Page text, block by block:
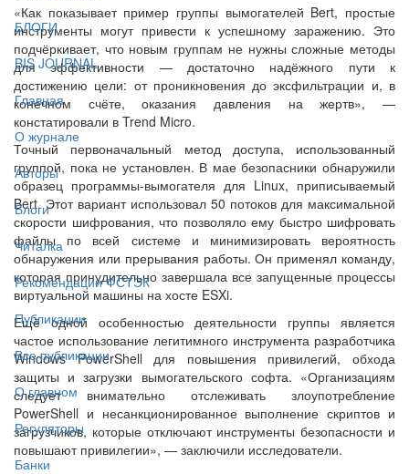
БЛОГИ
BIS JOURNAL
Главная
О журнале
Авторы
Блоги
Читалка
Рекомендации ФСТЭК
Публикации
Все публикации
О главном
Регуляторы
Банки
«Как показывает пример группы вымогателей Bert, простые
инструменты могут привести к успешному заражению. Это
подчёркивает, что новым группам не нужны сложные методы
для эффективности — достаточно надёжного пути к
достижению цели: от проникновения до эксфильтрации и, в
конечном счёте, оказания давления на жертв», —
констатировали в Trend Micro.
Точный первоначальный метод доступа, использованный
группой, пока не установлен. В мае безопасники обнаружили
образец программы-вымогателя для Linux, приписываемый
Bert. Этот вариант использовал 50 потоков для максимальной
скорости шифрования, что позволяло ему быстро шифровать
файлы по всей системе и минимизировать вероятность
обнаружения или прерывания работы. Он применял команду,
которая принудительно завершала все запущенные процессы
виртуальной машины на хосте ESXi.
Ещё одной особенностью деятельности группы является
частое использование легитимного инструмента разработчика
Windows PowerShell для повышения привилегий, обхода
защиты и загрузки вымогательского софта. «Организациям
следует внимательно отслеживать злоупотребление
PowerShell и несанкционированное выполнение скриптов и
загрузчиков, которые отключают инструменты безопасности и
повышают привилегии», — заключили исследователи.